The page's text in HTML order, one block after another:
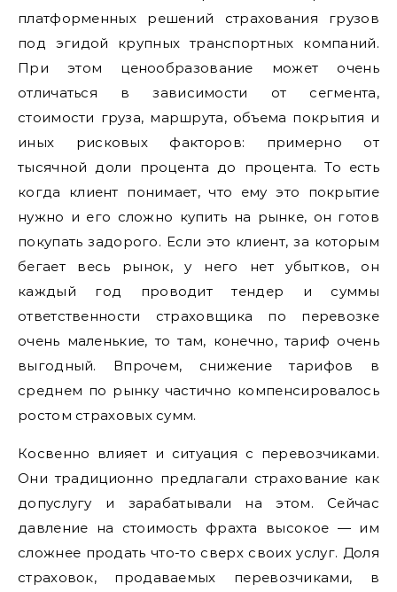
платформенных решений страхования грузов
под эгидой крупных транспортных компаний.
При этом ценообразование может очень
отличаться в зависимости от сегмента,
стоимости груза, маршрута, объема покрытия и
иных рисковых факторов: примерно от
тысячной доли процента до процента. То есть
когда клиент понимает, что ему это покрытие
нужно и его сложно купить на рынке, он готов
покупать задорого. Если это клиент, за которым
бегает весь рынок, у него нет убытков, он
каждый год проводит тендер и суммы
ответственности страховщика по перевозке
очень маленькие, то там, конечно, тариф очень
выгодный. Впрочем, снижение тарифов в
среднем по рынку частично компенсировалось
ростом страховых сумм.
Косвенно влияет и ситуация с перевозчиками.
Они традиционно предлагали страхование как
допуслугу и зарабатывали на этом. Сейчас
давление на стоимость фрахта высокое — им
сложнее продать что-то сверх своих услуг. Доля
страховок, продаваемых перевозчиками, в